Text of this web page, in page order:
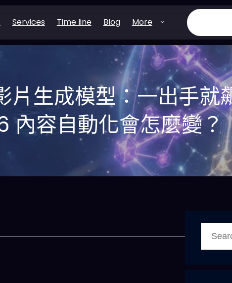
Services Time line Blog More
搜
尋
片生成模型：一出手就
內容自動化會怎麼變？